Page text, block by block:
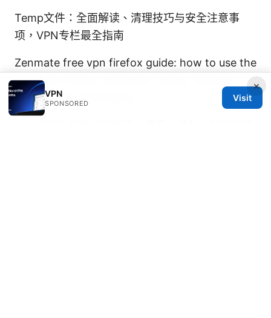
Temp文件：全面解读、清理技巧与安全注意事
项，VPN专栏最全指南
Zenmate free vpn firefox guide: how to use the
ZenMate Firefox extension, setup, features,
pricing, and alternatives
×
VPN
SPONSORED
Visit